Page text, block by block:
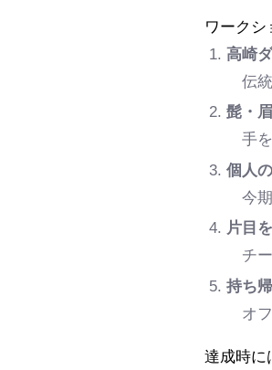
ワークシ
高崎
伝統
髭・
手を
個人
今期
片目
チー
持ち
オフ
達成時に